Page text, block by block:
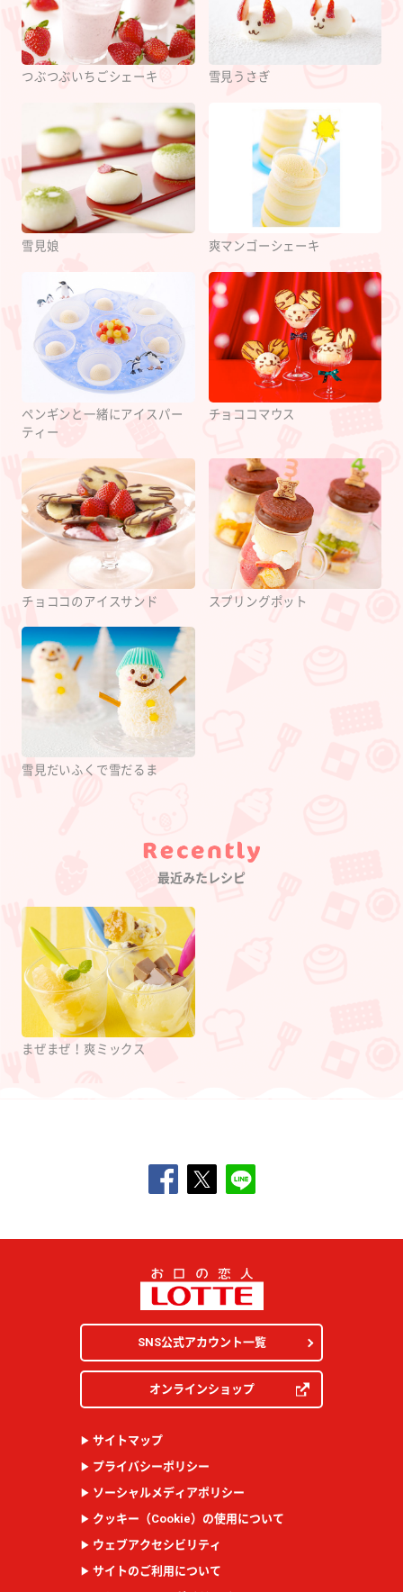
つぶつぶいちごシェーキ 雪見うさぎ
雪見娘 爽マンゴーシェーキ
ペンギンと一緒にアイスパー
ティー
チョココマウス
チョココのアイスサンド スプリングポット
雪見だいふくで雪だるま
Category
最近みたレシピ
まぜまぜ！爽ミックス
SNS公式アカウント一覧
オンラインショップ
サイトマップ
プライバシーポリシー
ソーシャルメディアポリシー
クッキー（Cookie）の使用について
ウェブアクセシビリティ
サイトのご利用について